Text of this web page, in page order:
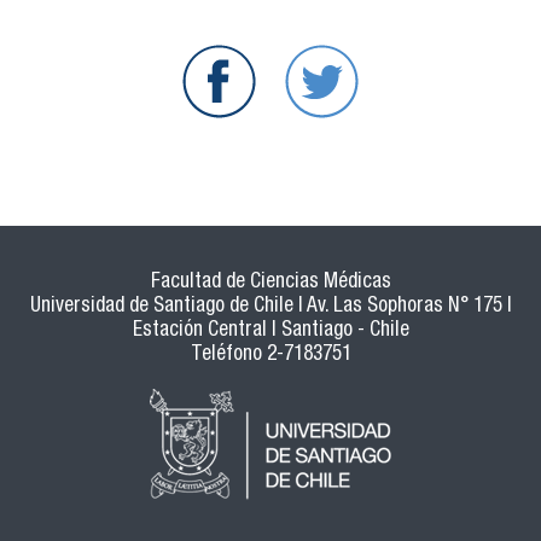
Facultad de Ciencias Médicas
Universidad de Santiago de Chile | Av. Las Sophoras N° 175 |
Estación Central | Santiago - Chile
Teléfono 2-7183751